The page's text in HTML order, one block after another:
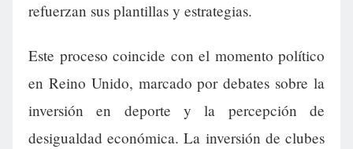
refuerzan sus plantillas y estrategias.
Este proceso coincide con el momento político
en Reino Unido, marcado por debates sobre la
inversión en deporte y la percepción de
desigualdad económica. La inversión de clubes